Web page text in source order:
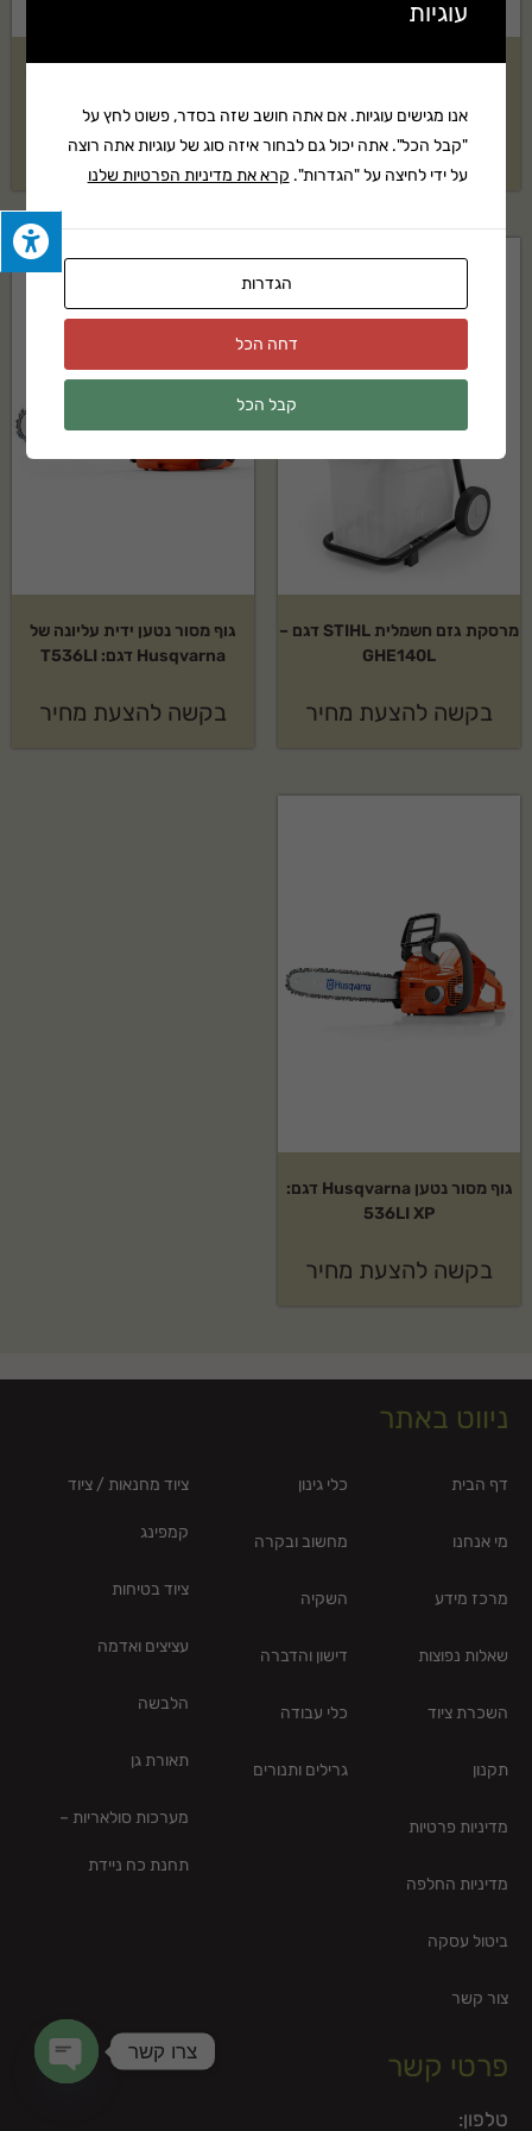
כן, המוצר מגיע עם אחריות יצרן מלאה של HUSQVARNA. לפרטים נוספים צרו
קשר.
איך מקבלים הצעת מחיר?
ניתן ליצור איתנו קשר בטלפון, במייל או דרך טופס יצירת הקשר באתר ונחזור
₪25,399 בקשה להצעת מחיר
מרסקת גזם חשמלית STIHL דגם –
GHE140L
בקשה להצעת מחיר
גוף מסור נטען ידית עליונה של
Husqvarna דגם: T536LI
בקשה להצעת מחיר
גוף מסור נטען Husqvarna דגם:
536LI XP
בקשה להצעת מחיר
ניווט באתר
דף הבית
מי אנחנו
מרכז מידע
שאלות נפוצות
השכרת ציוד
תקנון
מדיניות פרטיות
מדיניות החלפה
ביטול עסקה
צור קשר
כלי גינון
מחשוב ובקרה
השקיה
דישון והדברה
כלי עבודה
גרילים ותנורים
ציוד מחנאות / ציוד
קמפינג
ציוד בטיחות
עציצים ואדמה
הלבשה
תאורת גן
מערכות סולאריות –
תחנת כח ניידת
פרטי קשר
טלפון:
עוגיות
אנו מגישים עוגיות. אם אתה חושב שזה בסדר, פשוט לחץ על
"קבל הכל". אתה יכול גם לבחור איזה סוג של עוגיות אתה רוצה
על ידי לחיצה על "הגדרות". קרא את מדיניות הפרטיות שלנו
הגדרות
דחה הכל
קבל הכל
צרו קשר